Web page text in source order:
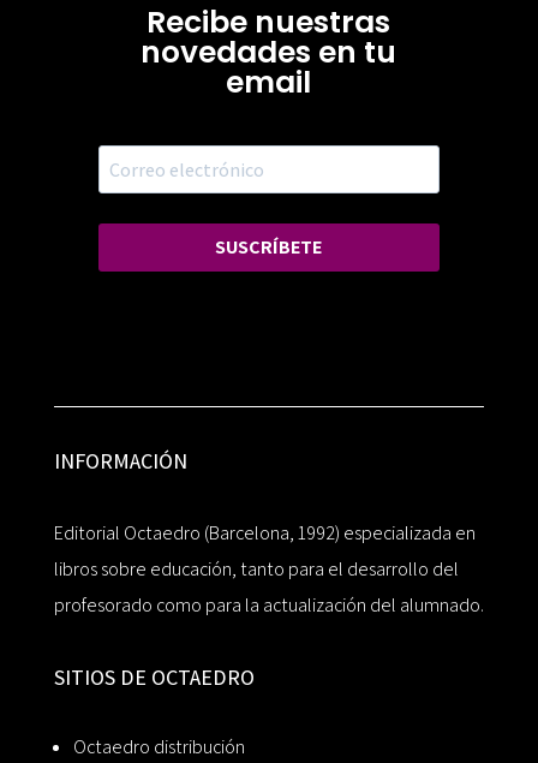
Recibe nuestras
novedades en tu
email
SUSCRÍBETE
INFORMACIÓN
Editorial Octaedro (Barcelona, 1992) especializada en
libros sobre educación, tanto para el desarrollo del
profesorado como para la actualización del alumnado.
SITIOS DE OCTAEDRO
Octaedro distribución